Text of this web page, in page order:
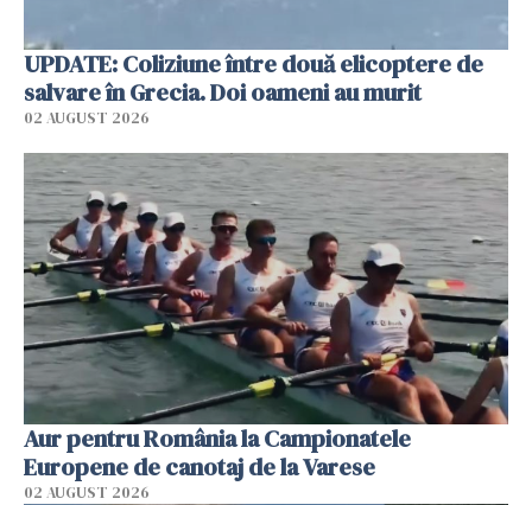
UPDATE: Coliziune între două elicoptere de
salvare în Grecia. Doi oameni au murit
02 AUGUST 2026
Aur pentru România la Campionatele
Europene de canotaj de la Varese
02 AUGUST 2026